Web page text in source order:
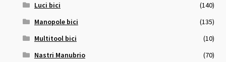
Luci bici
(140)
Manopole bici
(135)
Multitool bici
(10)
Nastri Manubrio
(70)